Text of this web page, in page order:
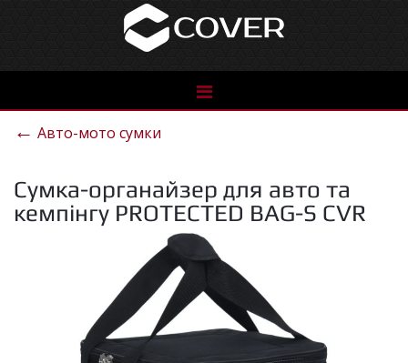
See
← Авто-мото сумки
Сумка-органайзер для авто та
кемпінгу PROTECTED BAG-S CVR